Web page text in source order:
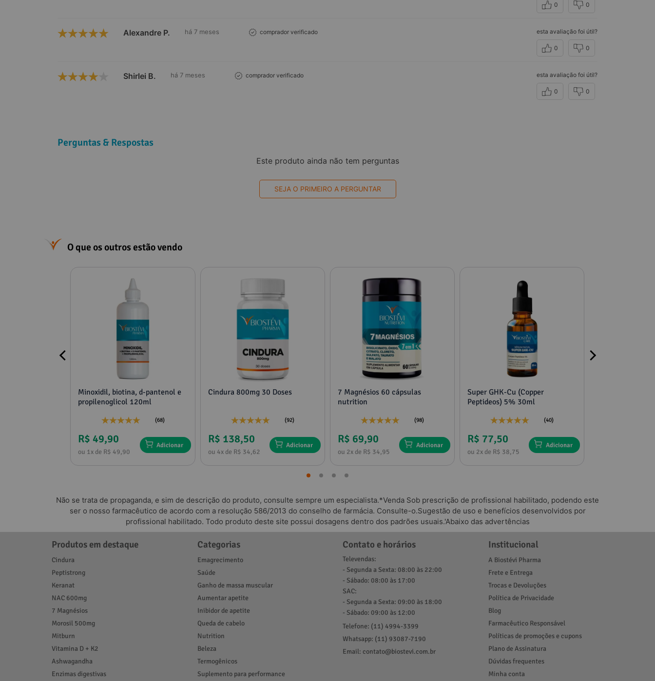
Referências Bibliográficas
Infinity
Florien
Infinity
0 0
Alexandre P. há 7 meses comprador verificado esta avaliação foi útil?
0 0
Shirlei B. há 7 meses comprador verificado esta avaliação foi útil?
0 0
Perguntas & Respostas
Este produto ainda não tem perguntas
SEJA O PRIMEIRO A PERGUNTAR
O que os outros estão vendo
Minoxidil, biotina, d-pantenol e
propilenoglicol 120ml
(68)
R$ 49,90
ou 1x de R$ 49,90
Adicionar
Cindura 800mg 30 Doses
(92)
R$ 138,50
ou 4x de R$ 34,62
Adicionar
7 Magnésios 60 cápsulas
nutrition
(98)
R$ 69,90
ou 2x de R$ 34,95
Adicionar
Super GHK-Cu (Copper
Peptideos) 5% 30ml
(40)
R$ 77,50
ou 2x de R$ 38,75
Adicionar
Não se trata de propaganda, e sim de descrição do produto, consulte sempre um especialista.*Venda Sob prescrição de profissional habilitado, podendo este
ser o nosso farmacêutico de acordo com a resolução 586/2013 do conselho de farmácia. Consulte-o.Sugestão de uso e benefícios desenvolvidos por
profissional habilitado. Todo produto deste site possui dosagens dentro dos padrões usuais.'Abaixo das advertências
Produtos em destaque
Cindura
Peptistrong
Keranat
NAC 600mg
7 Magnésios
Morosil 500mg
Mitburn
Vitamina D + K2
Ashwagandha
Enzimas digestivas
Categorias
Emagrecimento
Saúde
Ganho de massa muscular
Aumentar apetite
Inibidor de apetite
Queda de cabelo
Nutrition
Beleza
Termogênicos
Suplemento para performance
Contato e horários
Televendas:
- Segunda a Sexta: 08:00 às 22:00
- Sábado: 08:00 às 17:00
SAC:
- Segunda a Sexta: 09:00 às 18:00
- Sábado: 09:00 às 12:00
Telefone: (11) 4994-3399
Whatsapp: (11) 93087-7190
Email: contato@biostevi.com.br
Institucional
A Biostévi Pharma
Frete e Entrega
Trocas e Devoluções
Política de Privacidade
Blog
Farmacêutico Responsável
Políticas de promoções e cupons
Plano de Assinatura
Dúvidas frequentes
Minha conta